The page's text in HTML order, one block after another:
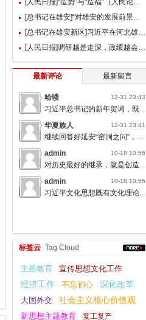
最新评论 最新留言
哈喽 12-31 23:43
习近平总书记的新年贺词，既充满温度，又饱含深情，太催人奋进了。
华夏族人
12-31 23:41
继续回答好延安“窑洞之问”，书写无愧于人民的时代答卷。
admin
10-18 10:56
对历史最好的继承，就是创造新的历史；对人类文明最大的礼敬，就是创造人类文明新形态。
admin
10-18 10:55
习近平文化思想既有文化理论观点上的创新和突破，又有文化工作布局上的部署要求，标志着我们党对中国特色社会主义文化建设规律的认识达到了新高度，表明我们党的历史自信、文化自信达到了新高度。
标签云 Tag Cloud
主题教育
宣传思想文化工作
经济工作
不忘初心
深化改革
大国外交
社会主义核心价值观
新思想主题教育
复工复产